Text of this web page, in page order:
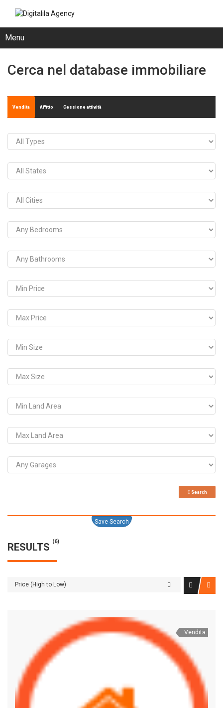
Menu
Cerca nel database immobiliare
Vendita Affitto Cessione attività
Search
Save Search
RESULTS (6)
Price (High to Low)
Vendita